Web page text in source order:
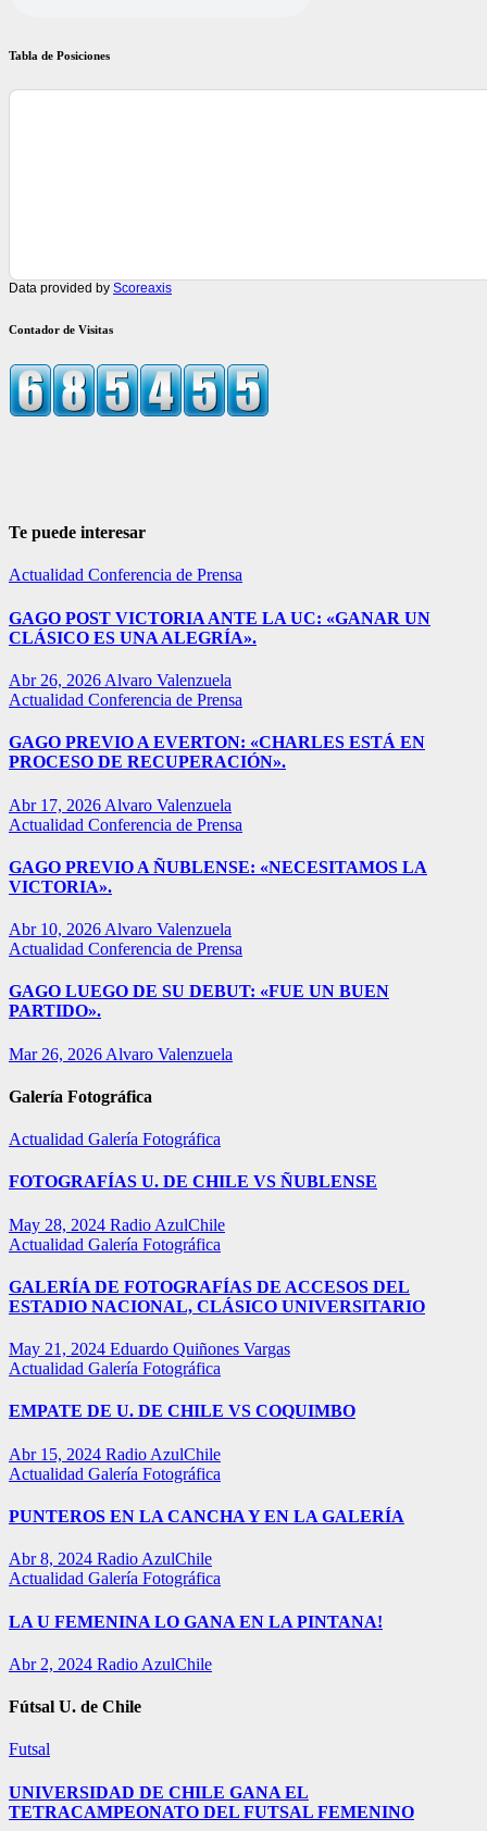
Tabla de Posiciones
Data provided by Scoreaxis
Contador de Visitas
Te puede interesar
Actualidad Conferencia de Prensa
GAGO POST VICTORIA ANTE LA UC: «GANAR UN
CLÁSICO ES UNA ALEGRÍA».
Abr 26, 2026 Alvaro Valenzuela
Actualidad Conferencia de Prensa
GAGO PREVIO A EVERTON: «CHARLES ESTÁ EN
PROCESO DE RECUPERACIÓN».
Abr 17, 2026 Alvaro Valenzuela
Actualidad Conferencia de Prensa
GAGO PREVIO A ÑUBLENSE: «NECESITAMOS LA
VICTORIA».
Abr 10, 2026 Alvaro Valenzuela
Actualidad Conferencia de Prensa
GAGO LUEGO DE SU DEBUT: «FUE UN BUEN
PARTIDO».
Mar 26, 2026 Alvaro Valenzuela
Galería Fotográfica
Actualidad Galería Fotográfica
FOTOGRAFÍAS U. DE CHILE VS ÑUBLENSE
May 28, 2024 Radio AzulChile
Actualidad Galería Fotográfica
GALERÍA DE FOTOGRAFÍAS DE ACCESOS DEL
ESTADIO NACIONAL, CLÁSICO UNIVERSITARIO
May 21, 2024 Eduardo Quiñones Vargas
Actualidad Galería Fotográfica
EMPATE DE U. DE CHILE VS COQUIMBO
Abr 15, 2024 Radio AzulChile
Actualidad Galería Fotográfica
PUNTEROS EN LA CANCHA Y EN LA GALERÍA
Abr 8, 2024 Radio AzulChile
Actualidad Galería Fotográfica
LA U FEMENINA LO GANA EN LA PINTANA!
Abr 2, 2024 Radio AzulChile
Fútsal U. de Chile
Futsal
UNIVERSIDAD DE CHILE GANA EL
TETRACAMPEONATO DEL FUTSAL FEMENINO